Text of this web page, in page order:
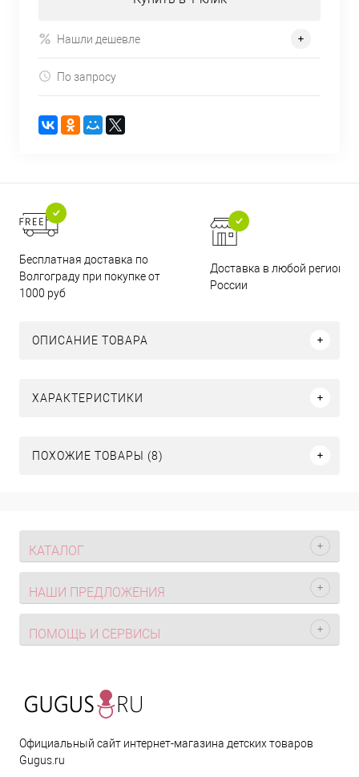
Нашли дешевле
По запросу
Бесплатная доставка по
Волгограду при покупке от
1000 руб
Доставка в любой регион
России
ОПИСАНИЕ ТОВАРА
ХАРАКТЕРИСТИКИ
ПОХОЖИЕ ТОВАРЫ (8)
КАТАЛОГ
НАШИ ПРЕДЛОЖЕНИЯ
ПОМОЩЬ И СЕРВИСЫ
Официальный сайт интернет-магазина детских товаров
Gugus.ru